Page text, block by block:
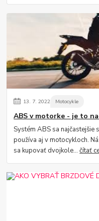
13. 7. 2022 Motocykle
ABS v motorke - je to
Systém ABS sa najčastejšie
používa aj v motocykloch.
sa kupovať dvojkole...čítať